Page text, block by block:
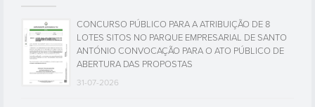
CONCURSO PÚBLICO PARA A ATRIBUIÇÃO DE 8
LOTES SITOS NO PARQUE EMPRESARIAL DE SANTO
ANTÓNIO CONVOCAÇÃO PARA O ATO PÚBLICO DE
ABERTURA DAS PROPOSTAS
31-07-2026